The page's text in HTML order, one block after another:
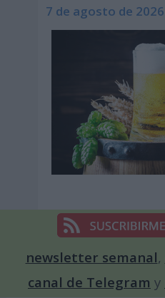
7 de agosto de 2026
newsletter semanal,
canal de Telegram y